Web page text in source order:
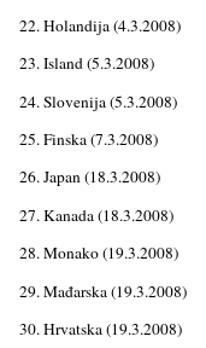
22. Holandija (4.3.2008)
23. Island (5.3.2008)
24. Slovenija (5.3.2008)
25. Finska (7.3.2008)
26. Japan (18.3.2008)
27. Kanada (18.3.2008)
28. Monako (19.3.2008)
29. Mađarska (19.3.2008)
30. Hrvatska (19.3.2008)